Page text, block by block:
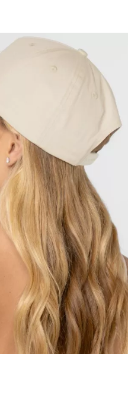
R$79,90
no PIX com10% de
desconto/ 10x de R$8,88